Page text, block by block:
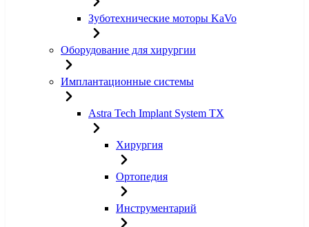
Зуботехнические моторы KaVo
Оборудование для хирургии
Имплантационные системы
Astra Tech Implant System TX
Хирургия
Ортопедия
Инструментарий